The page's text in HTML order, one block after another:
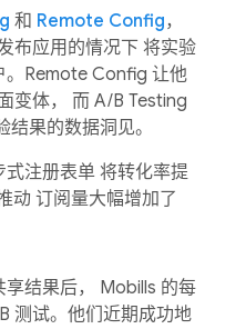
和 Remote Config，
布应用的情况下 将实验
。Remote Config 让他
变体， 而 A/B Testing
果的数据洞见。
注册表单 将转化率提
动 订阅量大幅增加了
结果后， Mobills 的每
测试。他们近期成功地